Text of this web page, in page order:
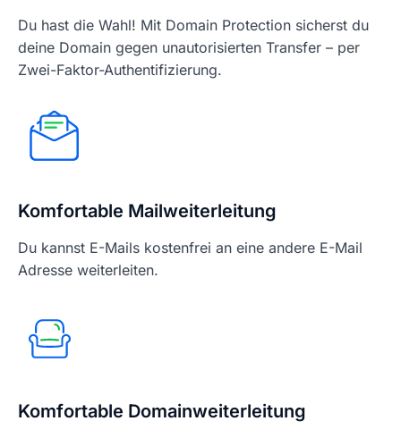
Du hast die Wahl! Mit Domain Protection sicherst du
deine Domain gegen unautorisierten Transfer – per
Zwei-Faktor-Authentifizierung.
Komfortable Mailweiterleitung
Du kannst E-Mails kostenfrei an eine andere E-Mail
Adresse weiterleiten.
Komfortable Domainweiterleitung